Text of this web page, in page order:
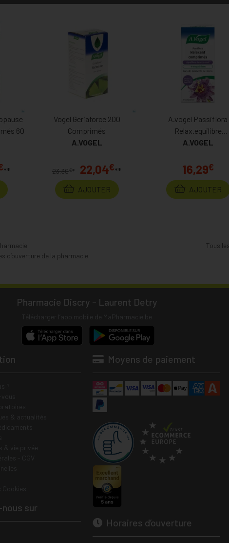
60
**
Vogel Geriaforce 200
Comprimés
A.VOGEL
23,39€* 22,04€**
AJOUTER
A.vogel Passiflora
Relax.equilibre
Emotion.comprimés
A.VOGEL
16,29€
AJOUTER
d’ouverture de la pharmacie.
Tous
Pharmacie Discry - Laurent Detry
sur
Moyens de paiement
Horaires d’ouverture